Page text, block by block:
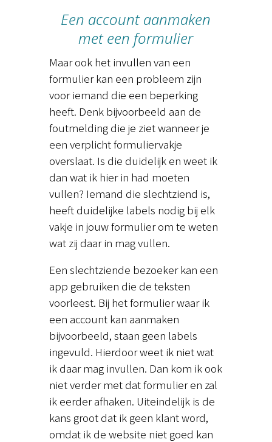
Een account aanmaken
met een formulier
Maar ook het invullen van een
formulier kan een probleem zijn
voor iemand die een beperking
heeft. Denk bijvoorbeeld aan de
foutmelding die je ziet wanneer je
een verplicht formuliervakje
overslaat. Is die duidelijk en weet ik
dan wat ik hier in had moeten
vullen? Iemand die slechtziend is,
heeft duidelijke labels nodig bij elk
vakje in jouw formulier om te weten
wat zij daar in mag vullen.
Een slechtziende bezoeker kan een
app gebruiken die de teksten
voorleest. Bij het formulier waar ik
een account kan aanmaken
bijvoorbeeld, staan geen labels
ingevuld. Hierdoor weet ik niet wat
ik daar mag invullen. Dan kom ik ook
niet verder met dat formulier en zal
ik eerder afhaken. Uiteindelijk is de
kans groot dat ik geen klant word,
omdat ik de website niet goed kan